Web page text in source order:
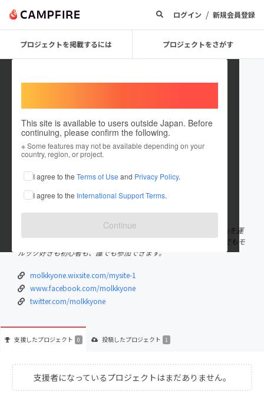
ログイン / 新規会員登録
プロジェクトを掲載するには プロジェクトをさがす
This site is available to users outside Japan. Before
continuing, please confirm the following.
※ Some features may not be available depending on your
country, region, or project.
I agree to the Terms of Use and Privacy Policy.
I agree to the International Support Terms.
Continue
molkkyone
これまでに1件のプロジェクトを投稿しています
在住国：日本 現在地：未設定
出身国：日本 出身地：未設定
日本全国各地で行われる日本最大規模の大会｢モルワングランプリ｣を運
営しています。 老若男女、ゆるモルもガチモルも、地方でも都心でもモ
ルック好きも初心者も、誰でも参加できます。
molkkyone.wixsite.com/mysite-1
www.facebook.com/molkkyone
twitter.com/molkkyone
支援したプロジェクト 0 投稿したプロジェクト 1
支援者になっているプロジェクトはまだありません。